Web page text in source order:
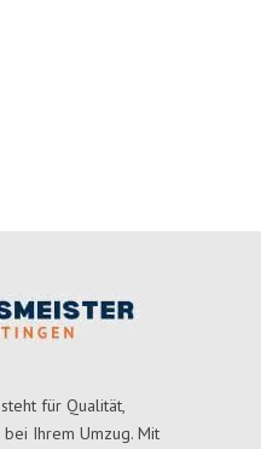
für Qualität,
bei Ihrem Umzug. Mit